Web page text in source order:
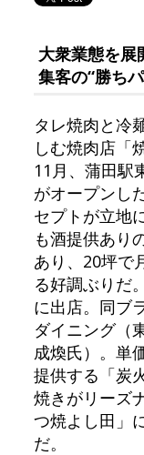
大衆業態を展
集客の“勝ち
タレ焼肉と冷
しむ焼肉店「
11月、蒲田駅
がオープンし
セプトが立地
も酒提供あり
あり、20坪で
る好調ぶりだ
に出店。同ブ
ダイニング（
成煥氏）。単
提供する「炭
焼きがリーズ
つ焼よし田」
だ。